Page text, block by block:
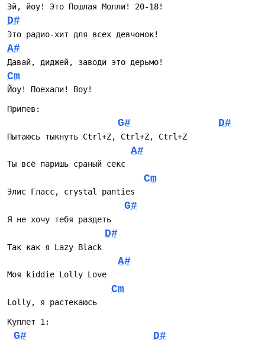
живых сетов и караоке — под неё хорошо заводить
публику: простой ритм, четкий бит и короткие фразы,
которые легко подпеваются. На плейлистах трек уместен
в миксах современной русскоязычной инди/поп-панк
сцены и на вечеринках, где нужна энергичная, чуть
ироничная поп-зарядка. Для слушателя, который любит
выраженную мелодическую подпись и «кричащие»
рефрены, «CTRL+Zzz» запомнится именно сочетанием
музыкантов — возможностью быстро разобрать
композицию и поставить её в концертный репертуар.
Эй, йоу! Это Пошлая Молли! 20-18!
D#
Это радио-хит для всех девчонок!
A#
Давай, диджей, заводи это дерьмо!
Cm
Йоу! Поехали! Воу!
Припев:
G# D#
Пытаюсь тыкнуть Ctrl+Z, Ctrl+Z, Ctrl+Z
A#
Ты всё паришь сраный секс
Cm
Элис Гласс, crystal panties
G#
Я не хочу тебя раздеть
D#
Так как я Lazy Black
A#
Моя kiddie Lolly Love
Cm
Lolly, я растекаюсь
Куплет 1:
G# D#